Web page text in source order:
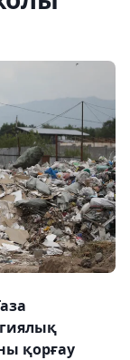
қорғау